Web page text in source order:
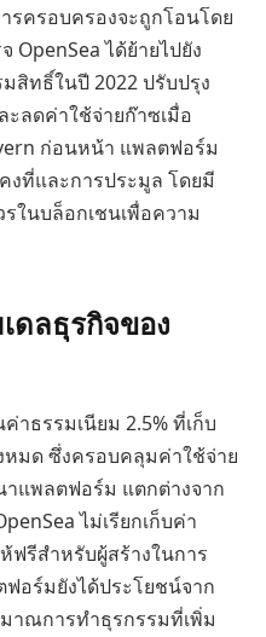
รครอบครองจะถูกโอนโดย
OpenSea ได้ย้ายไปยัง
สิทธิ์ในปี 2022 ปรับปรุง
ลดค่าใช้จ่ายก๊าซเมื่อ
ก่อนหน้า แพลตฟอร์ม
ที่และการประมูล โดยมี
ในบล็อกเชนเพื่อความ
ดลธุรกิจของ
าธรรมเนียม 2.5% ที่เก็บ
หมด ซึ่งครอบคลุมค่าใช้จ่าย
แพลตฟอร์ม แตกต่างจาก
ไม่เรียกเก็บค่า
ฟรีสำหรับผู้สร้างในการ
อร์มยังได้ประโยชน์จาก
าณการทำธุรกรรมที่เพิ่ม